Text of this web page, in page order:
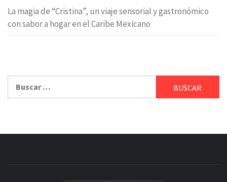
La magia de “Cristina”, un viaje sensorial y gastronómico
con sabor a hogar en el Caribe Mexicano